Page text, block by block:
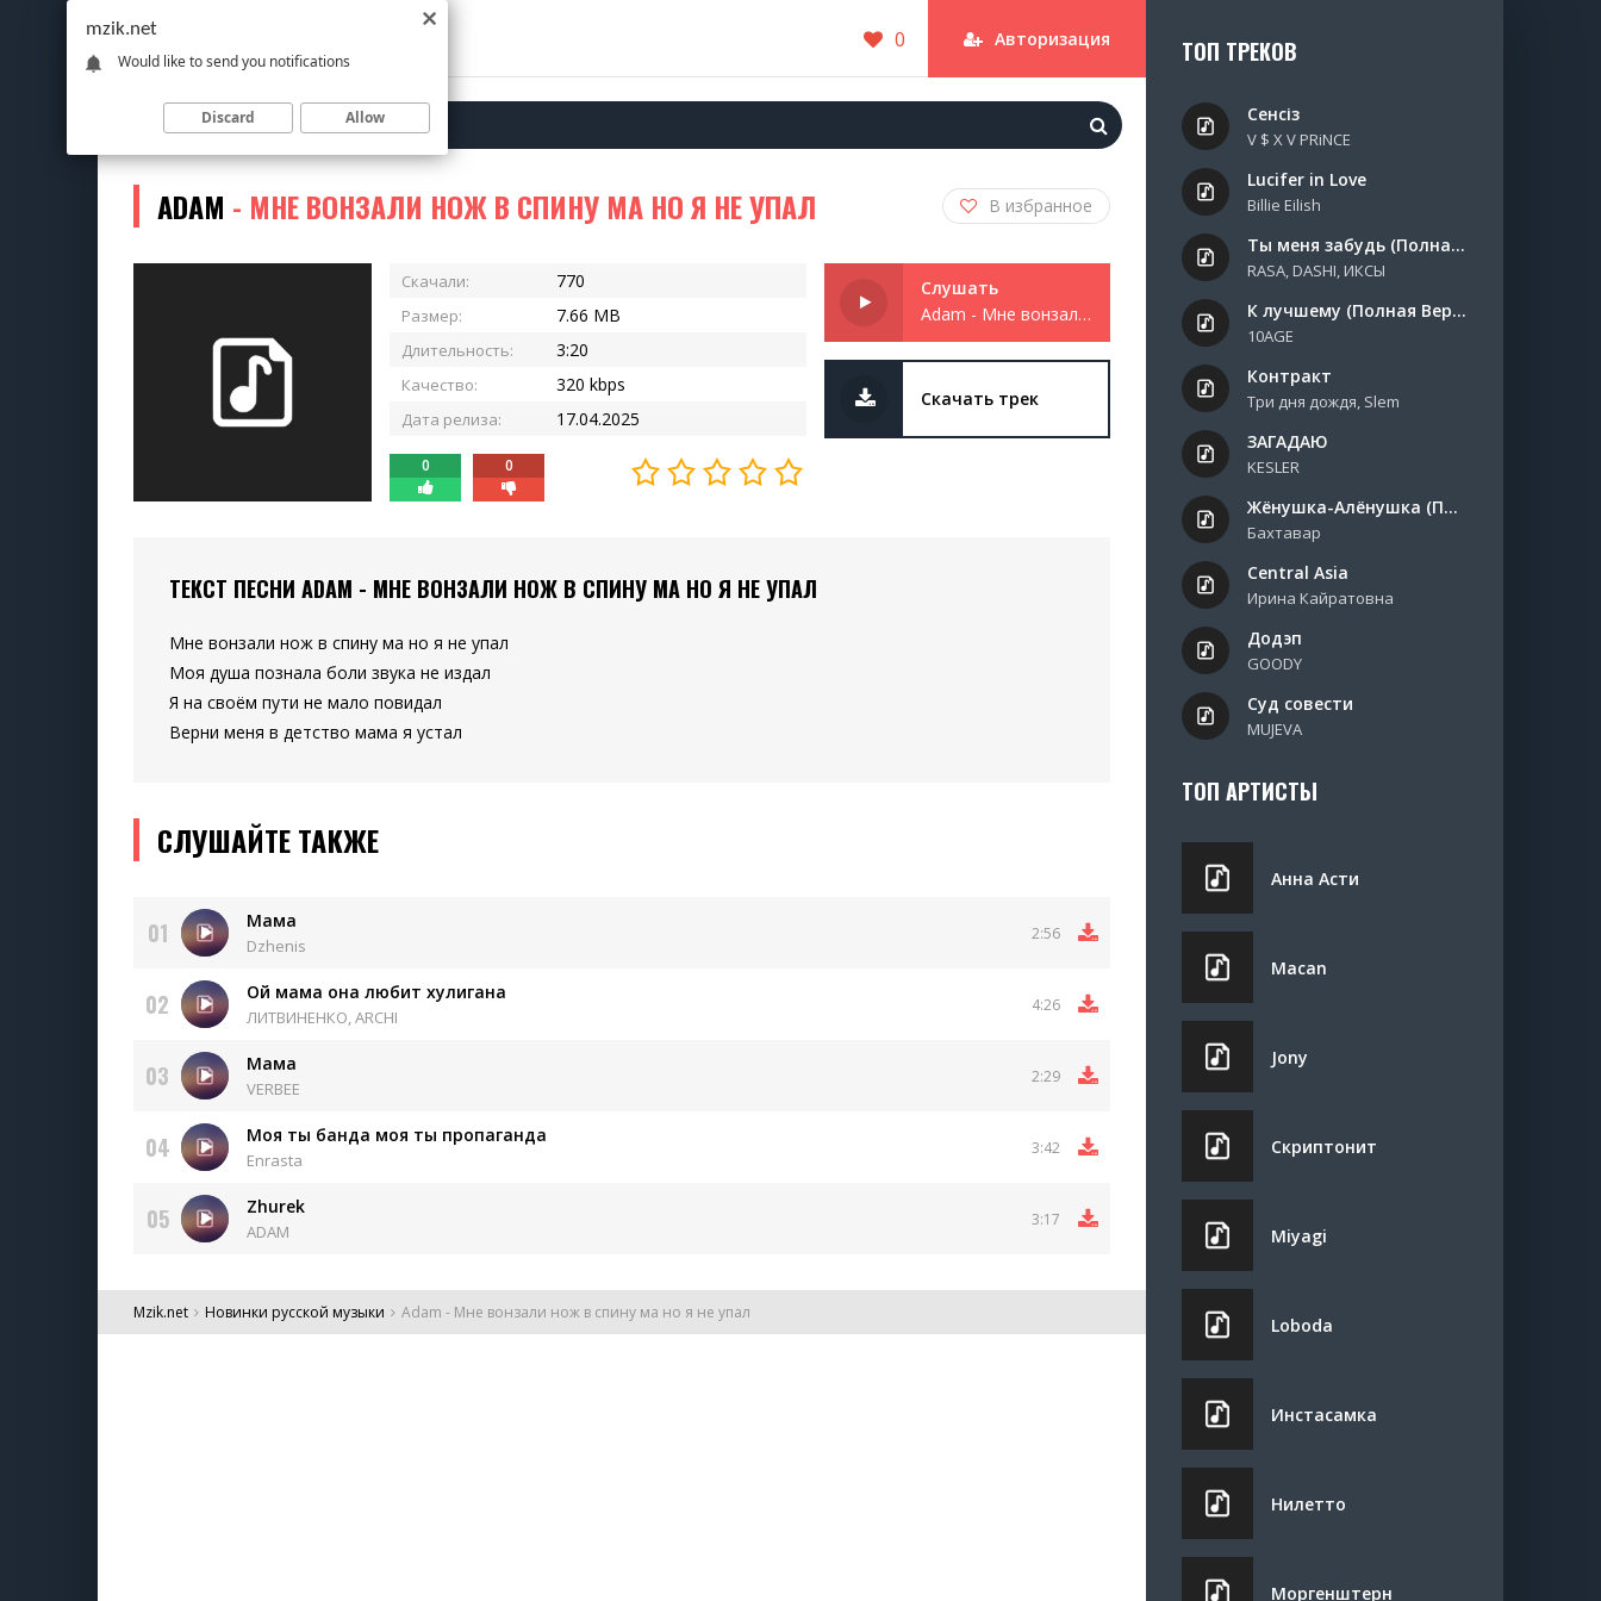
0 Авторизация
ADAM - МНЕ ВОНЗАЛИ НОЖ В СПИНУ МА НО Я НЕ УПАЛ В избранное
Скачали: 770
Размер: 7.66 MB
Длительность: 3:20
Качество: 320 kbps
Дата релиза: 17.04.2025
0 0
Слушать
Adam - Мне вонзали нож в спину ма но я не упал
Скачать трек
ТЕКСТ ПЕСНИ ADAM - МНЕ ВОНЗАЛИ НОЖ В СПИНУ МА НО Я НЕ УПАЛ
Мне вонзали нож в спину ма но я не упал
Моя душа познала боли звука не издал
Я на своём пути не мало повидал
Верни меня в детство мама я устал
СЛУШАЙТЕ ТАКЖЕ
01 Мама
Dzhenis
2:56
02 Ой мама она любит хулигана
ЛИТВИНЕНКО, ARCHI
4:26
03 Мама
VERBEE
2:29
04 Моя ты банда моя ты пропаганда
Enrasta
3:42
05 Zhurek
ADAM
3:17
Mzik.net Новинки русской музыки Adam - Мне вонзали нож в спину ма но я не упал
ТОП ТРЕКОВ
Сенсіз
V $ X V PRiNCE
Lucifer in Love
Billie Eilish
Ты меня забудь (Полная Версия)
RASA, DASHI, ИКСЫ
К лучшему (Полная Версия)
10AGE
Контракт
Три дня дождя, Slem
ЗАГАДАЮ
KESLER
Жёнушка-Алёнушка (Полная Версия)
Бахтавар
Central Asia
Ирина Кайратовна
Додэп
GOODY
Суд совести
MUJEVA
ТОП АРТИСТЫ
Анна Асти
Macan
Jony
Скриптонит
Miyagi
Loboda
Инстасамка
Нилетто
Моргенштерн
mzik.net
Would like to send you notifications
Discard Allow